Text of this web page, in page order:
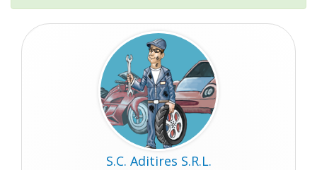
S.C. Aditires S.R.L.